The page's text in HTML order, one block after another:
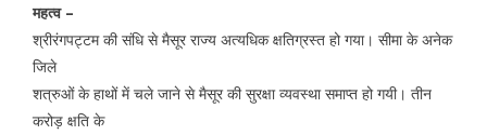
महत्व –
श्रीरंगपट्टम की संधि से मैसूर राज्य अत्यधिक क्षतिग्रस्त हो गया। सीमा के अनेक
जिले
शत्रुओं के हाथों में चले जाने से मैसूर की सुरक्षा व्यवस्था समाप्त हो गयी। तीन
करोड़ क्षति के